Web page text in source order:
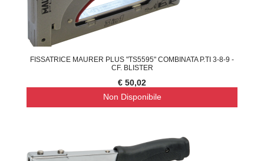
FISSATRICE MAURER PLUS "TS5595" COMBINATA P.TI 3-8-9 -
CF. BLISTER
€ 50,02
Non Disponibile